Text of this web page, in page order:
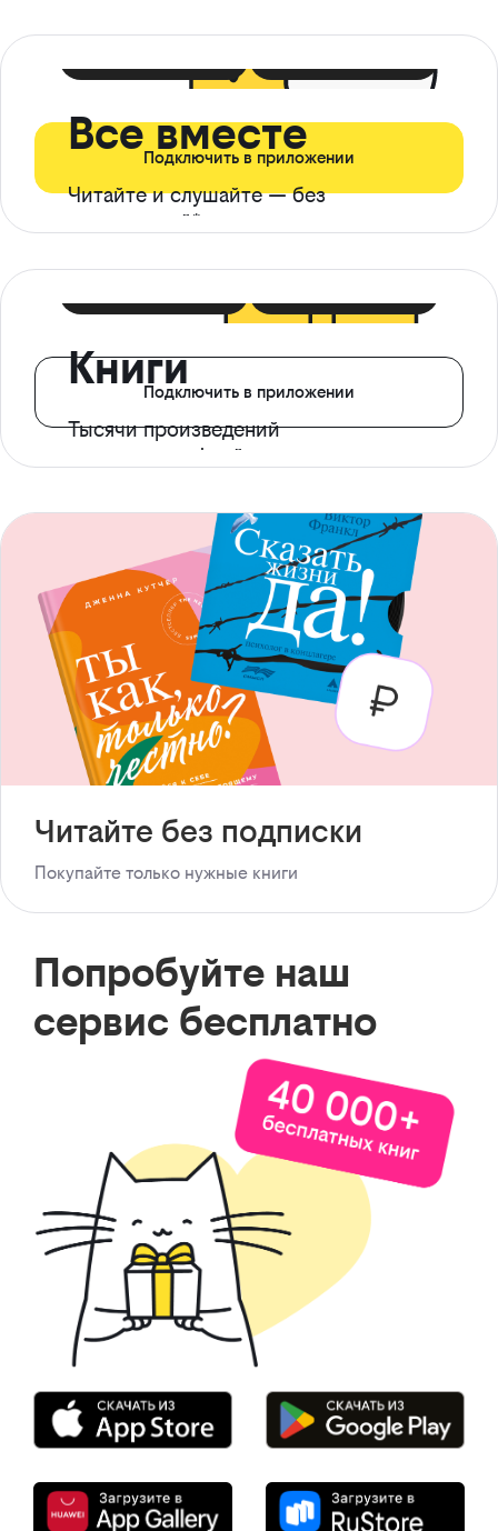
Все вместе
Читайте и слушайте — без
ограничений*
Подключить в приложении
Книги
Тысячи произведений
с доступом офлайн
Подключить в приложении
Читайте без подписки
Покупайте только нужные книги
Попробуйте наш
сервис бесплатно